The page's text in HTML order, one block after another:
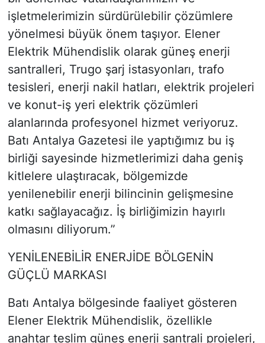
işletmelerimizin sürdürülebilir çözümlere
yönelmesi büyük önem taşıyor. Elener
Elektrik Mühendislik olarak güneş enerji
santralleri, Trugo şarj istasyonları, trafo
tesisleri, enerji nakil hatları, elektrik projeleri
ve konut-iş yeri elektrik çözümleri
alanlarında profesyonel hizmet veriyoruz.
Batı Antalya Gazetesi ile yaptığımız bu iş
birliği sayesinde hizmetlerimizi daha geniş
kitlelere ulaştıracak, bölgemizde
yenilenebilir enerji bilincinin gelişmesine
katkı sağlayacağız. İş birliğimizin hayırlı
olmasını diliyorum.”
YENİLENEBİLİR ENERJİDE BÖLGENİN
GÜÇLÜ MARKASI
Batı Antalya bölgesinde faaliyet gösteren
Elener Elektrik Mühendislik, özellikle
anahtar teslim güneş enerji santrali projeleri,